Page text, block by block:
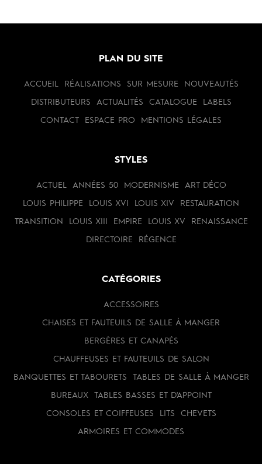
PLAN DU SITE
ACCUEIL RÉALISATIONS SUR MESURE NOUVEAUTÉS
DISTRIBUTEURS ACTUALITÉS CATALOGUE LABELS
CONTACT ESPACE PRO MENTIONS LÉGALES
STYLES
ACTUEL ANNÉES 50 MODERNISME ART DÉCO
LOUIS PHILIPPE LOUIS XVI LOUIS XIV RESTAURATION
TRANSITION LOUIS XIII EMPIRE LOUIS XV RENAISSANCE
DIRECTOIRE RÉGENCE
CATÉGORIES
ACCESSOIRES
CHAISES ET FAUTEUILS DE SALLE À MANGER
BERGÈRES ET CANAPÉS
CHAUFFEUSES ET FAUTEUILS DE SALON
BANQUETTES ET TABOURETS TABLES DE SALLE À MANGER
BUREAUX TABLES BASSES ET D'APPOINT
CONSOLES ET COIFFEUSES LITS CHEVETS
ARMOIRES ET COMMODES